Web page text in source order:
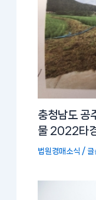
충청남도 공
물 2022타
법원경매소식 /